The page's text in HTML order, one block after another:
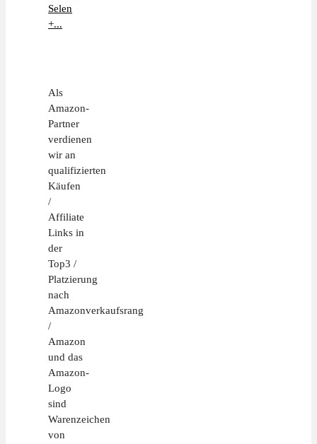
Selen
+...
Als
Amazon-
Partner
verdienen
wir an
qualifizierten
Käufen
/
Affiliate
Links in
der
Top3 /
Platzierung
nach
Amazonverkaufsrang
/
Amazon
und das
Amazon-
Logo
sind
Warenzeichen
von